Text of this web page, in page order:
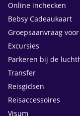
Online inchecken
Bebsy Cadeaukaart
Groepsaanvraag
Excursies
Parkeren bij de
Transfer
Reisgidsen
Reisaccessoires
Visum